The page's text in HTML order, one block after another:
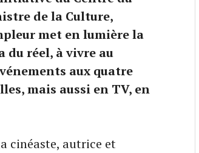
de la Culture,
met en lumière la
du réel, à vivre au
aux quatre
mais aussi en TV, en
cinéaste, autrice et